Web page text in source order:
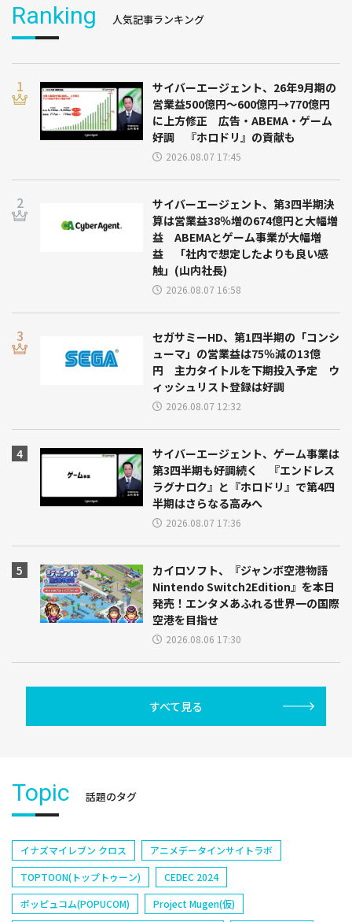
Ranking 人気記事ランキング
サイバーエージェント、26年9月期の
営業益500億円～600億円→770億円
に上方修正 広告・ABEMA・ゲーム
好調 『ホロドリ』の貢献も
2026.08.07 17:45
サイバーエージェント、第3四半期決
算は営業益38％増の674億円と大幅増
益 ABEMAとゲーム事業が大幅増
益 「社内で想定したよりも良い感
触」(山内社長)
2026.08.07 16:58
セガサミーHD、第1四半期の「コンシ
ューマ」の営業益は75％減の13億
円 主力タイトルを下期投入予定 ウ
ィッシュリスト登録は好調
2026.08.07 12:32
サイバーエージェント、ゲーム事業は
第3四半期も好調続く 『エンドレス
ラグナロク』と『ホロドリ』で第4四
半期はさらなる高みへ
2026.08.07 17:36
カイロソフト、『ジャンボ空港物語
Nintendo Switch2Edition』を本日
発売！エンタメあふれる世界一の国際
空港を目指せ
2026.08.06 17:30
すべて見る
Topic 話題のタグ
イナズマイレブン クロス
アニメデータインサイトラボ
TOPTOON(トップトゥーン)
CEDEC 2024
ポッピュコム(POPUCOM)
Project Mugen(仮)